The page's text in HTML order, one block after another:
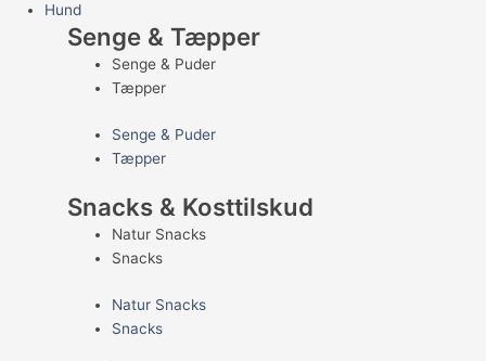
Hund
Senge & Tæpper
Senge & Puder
Tæpper
Senge & Puder
Tæpper
Snacks & Kosttilskud
Natur Snacks
Snacks
Natur Snacks
Snacks